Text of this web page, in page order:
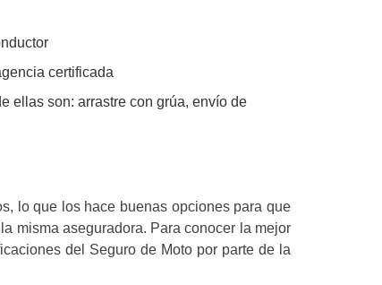
certificada
ellas son: arrastre con grúa, envío de
lo que los hace buenas opciones para que
misma aseguradora. Para conocer la mejor
del Seguro de Moto por parte de la